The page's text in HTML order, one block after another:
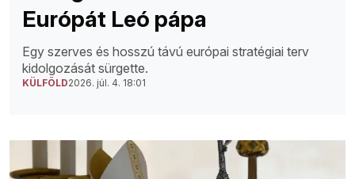
Európát Leó pápa
Egy szerves és hosszú távú európai stratégiai terv
kidolgozását sürgette.
KÜLFÖLD2026. júl. 4. 18:01